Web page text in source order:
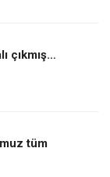
çıkmış…
tüm